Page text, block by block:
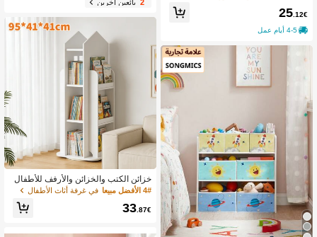
25.12€
4-5 أيام عمل
2بائعين آخرين
خزائن الكتب والخزائن والأرفف للأطفال
4# الأفضل مبيعا في غرفة أثاث الأطفال
33.87€